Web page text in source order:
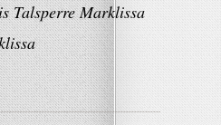
Talsperre Marklissa